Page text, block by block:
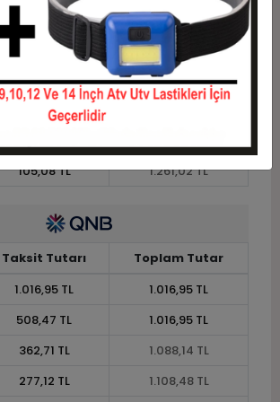
167,07 TL
1.169,49 TL
148,73 TL
1.189,83 TL
134,46 TL
1.210,17 TL
123,05 TL
105,08 TL 1.261,02 TL
Taksit Tutarı
Toplam Tutar
1.016,95 TL
1.016,95 TL
508,47 TL
1.016,95 TL
362,71 TL
1.088,14 TL
277,12 TL
1.108,48 TL